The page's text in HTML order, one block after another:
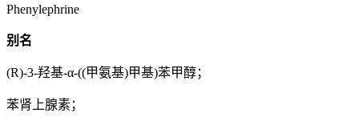
Phenylephrine
别名
(R)-3-羟基-α-((甲氨基)甲基)苯甲醇；
苯肾上腺素；